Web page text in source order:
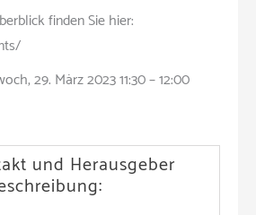
finden Sie hier:
29. März 2023 11:30 – 12:00
und Herausgeber